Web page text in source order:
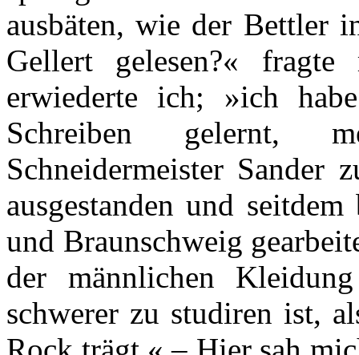
ausbäten, wie der Bettler
Gellert gelesen?«
erwiederte ich; »ich
Schreiben gelernt,
Schneidermeister Sander
ausgestanden und
und Braunschweig
der männlichen
schwerer zu studiren ist,